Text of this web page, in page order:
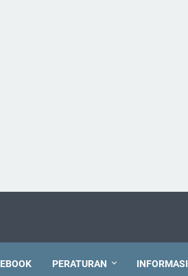
EBOOK PERATURAN INFORMASI